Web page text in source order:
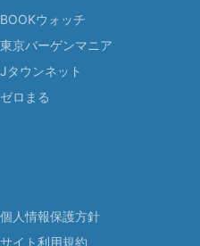
BOOKウォッチ
東京バーゲンマニア
Jタウンネット
ゼロまる
個人情報保護方針
サイト利用規約